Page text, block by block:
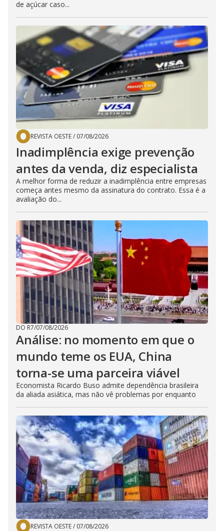
de açúcar caso...
REVISTA OESTE/ 07/08/2026
Inadimplência exige prevenção
antes da venda, diz especialista
A melhor forma de reduzir a inadimplência entre empresas
começa antes mesmo da assinatura do contrato. Essa é a
avaliação do...
DO R7/07/08/2026
Análise: no momento em que o
mundo teme os EUA, China
torna-se uma parceira viável
Economista Ricardo Buso admite dependência brasileira
da aliada asiática, mas não vê problemas por enquanto
REVISTA OESTE/ 07/08/2026